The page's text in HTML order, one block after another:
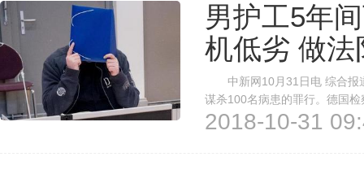
男护工5年
机低劣 做法
中新网10月31日电 综合报
谋杀100名病患的罪行。德国
医院和德尔门豪尔斯特医院的
2018-10-31